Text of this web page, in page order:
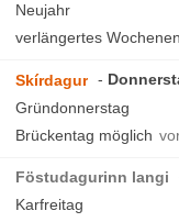
Neujahr
verlängertes
Skírdagur
Gründonnerstag
Brückentag möglich
Föstudagurinn langi
Karfreitag